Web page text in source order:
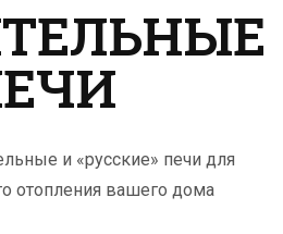
и «русские» печи для
отопления вашего дома